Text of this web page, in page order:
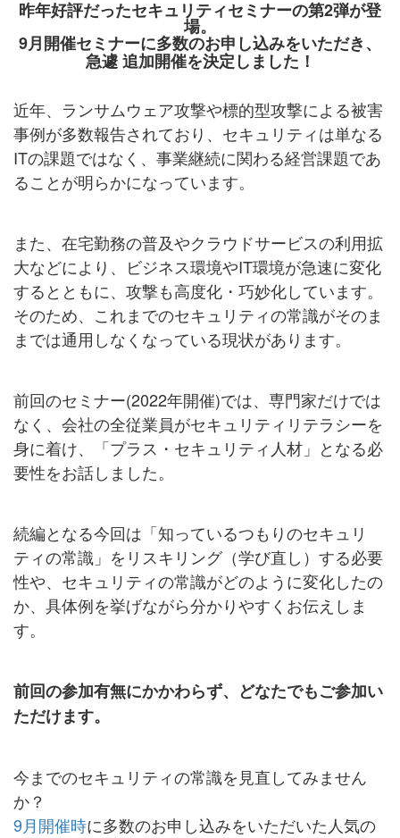
昨年好評だったセキュリティセミナーの第2弾が登
場。
9月開催セミナーに多数のお申し込みをいただき、
急遽 追加開催を決定しました！
近年、ランサムウェア攻撃や標的型攻撃による被害
事例が多数報告されており、セキュリティは単なる
ITの課題ではなく、事業継続に関わる経営課題であ
ることが明らかになっています。
また、在宅勤務の普及やクラウドサービスの利用拡
大などにより、ビジネス環境やIT環境が急速に変化
するとともに、攻撃も高度化・巧妙化しています。
そのため、これまでのセキュリティの常識がそのま
までは通用しなくなっている現状があります。
前回のセミナー(2022年開催)では、専門家だけでは
なく、会社の全従業員がセキュリティリテラシーを
身に着け、「プラス・セキュリティ人材」となる必
要性をお話しました。
続編となる今回は「知っているつもりのセキュリ
ティの常識」をリスキリング（学び直し）する必要
性や、セキュリティの常識がどのように変化したの
か、具体例を挙げながら分かりやすくお伝えしま
す。
前回の参加有無にかかわらず、どなたでもご参加い
ただけます。
今までのセキュリティの常識を見直してみません
か？
9月開催時に多数のお申し込みをいただいた人気の